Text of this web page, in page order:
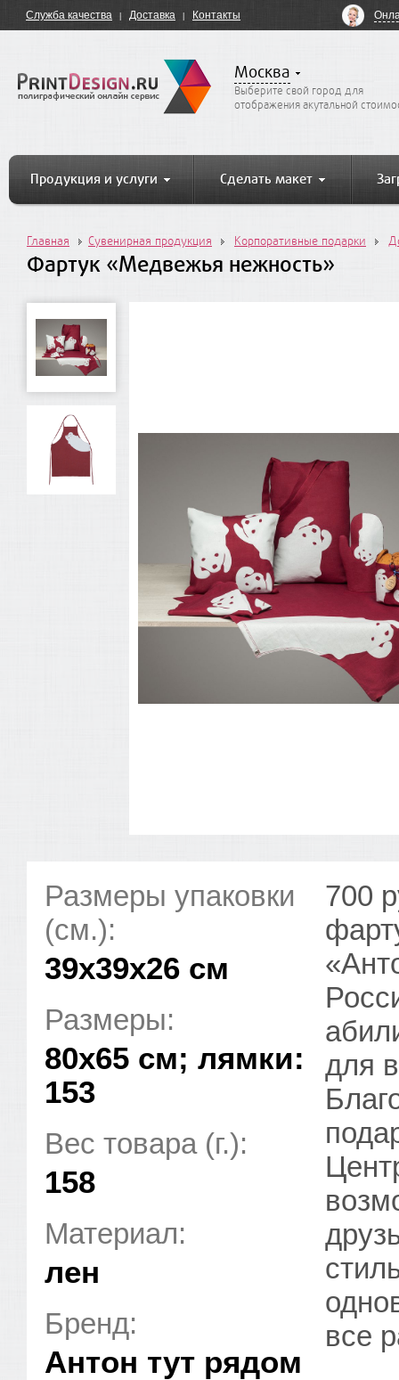
Служба качества Доставка Контакты
Москва
Выберите свой город для
отображения акутальной
Продукция и услуги Сделать макет
Главная Сувенирная продукция Корпоративные подарки
Фартук «Медвежья нежность»
Размеры упаковки
(см.):
39x39x26 см
Размеры:
80х65 см; лямки:
153
Вес товара (г.):
158
Материал:
лен
Бренд:
Антон тут рядом
700
для
все